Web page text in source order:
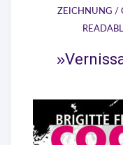
ZEICHNUNG /